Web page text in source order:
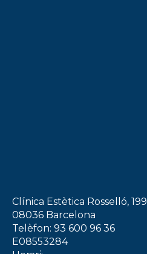
Clínica Estètica Rosselló, 199
08036 Barcelona
Telèfon: 93 600 96 36
E08553284